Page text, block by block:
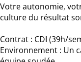
Votre autonomie,
culture du résultat
Contrat : CDI (39h/
Environnement : Un